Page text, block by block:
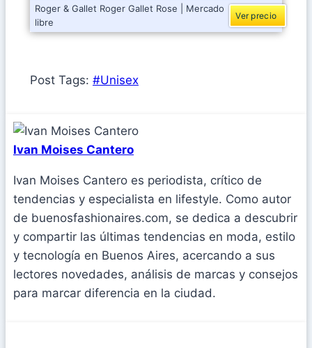
Roger & Gallet Roger Gallet Rose | Mercado
libre
Ver precio
Post Tags: #Unisex
Ivan Moises Cantero
Ivan Moises Cantero es periodista, crítico de
tendencias y especialista en lifestyle. Como autor
de buenosfashionaires.com, se dedica a descubrir
y compartir las últimas tendencias en moda, estilo
y tecnología en Buenos Aires, acercando a sus
lectores novedades, análisis de marcas y consejos
para marcar diferencia en la ciudad.